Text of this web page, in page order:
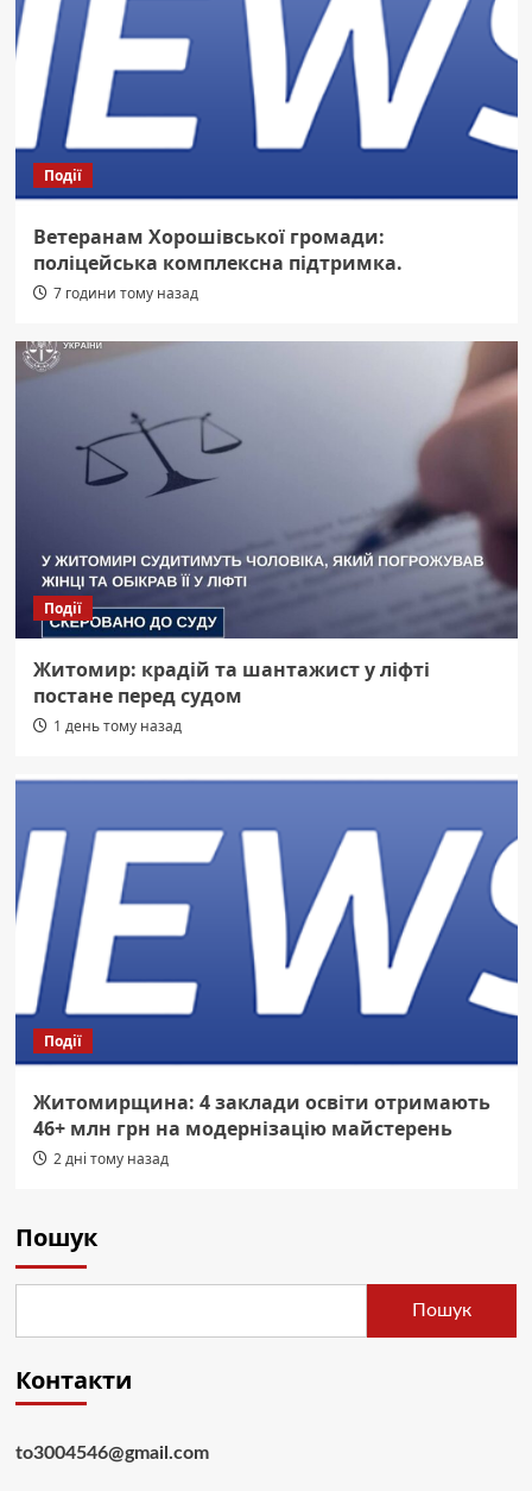
Події
Ветеранам Хорошівської громади:
поліцейська комплексна підтримка.
7 години тому назад
Події
Житомир: крадій та шантажист у ліфті
постане перед судом
1 день тому назад
Події
Житомирщина: 4 заклади освіти отримають
46+ млн грн на модернізацію майстерень
2 дні тому назад
Пошук
Пошук
Контакти
to3004546@gmail.com